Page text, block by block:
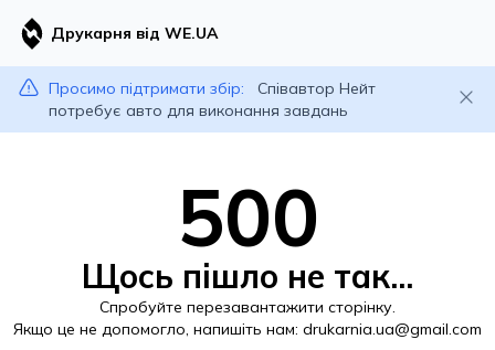
Друкарня від WE.UA
Просимо підтримати збір:
Співавтор Нейт
потребує авто для виконання завдань
500
Щось пішло не так...
Спробуйте перезавантажити сторінку.
Якщо це не допомогло, напишіть нам: drukarnia.ua@gmail.com